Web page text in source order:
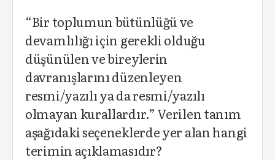
“Bir toplumun bütünlüğü ve
devamlılığı için gerekli olduğu
düşünülen ve bireylerin
davranışlarını düzenleyen
resmi/yazılı ya da resmi/yazılı
olmayan kurallardır.” Verilen tanım
aşağıdaki seçeneklerde yer alan hangi
terimin açıklamasıdır?